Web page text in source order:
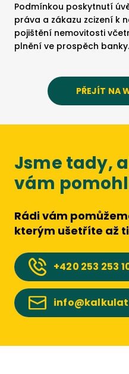
Podmínkou poskytnutí
práva a zákazu zcizení k
pojištění nemovitosti
plnění ve prospěch banky.
PŘEJÍT NA
Jsme tady,
vám
Rádi vám
kterým ušetříte až
+420 253 253